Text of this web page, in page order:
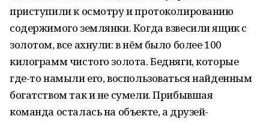
приступили к осмотру и протоколированию
содержимого землянки. Когда взвесили ящик с
золотом, все ахнули: в нём было более 100
килограмм чистого золота. Бедняги, которые
где-то намыли его, воспользоваться найденным
богатством так и не сумели. Прибывшая
команда осталась на объекте, а друзей-